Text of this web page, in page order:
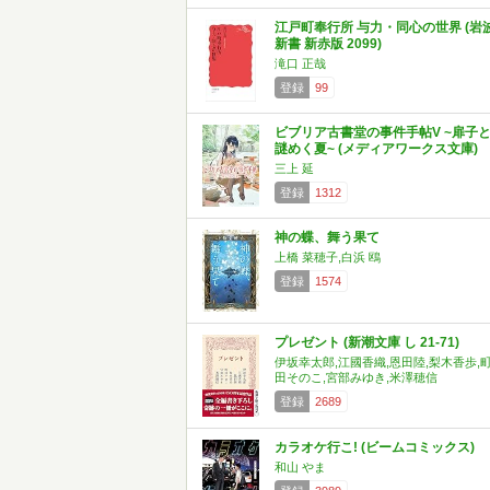
江戸町奉行所 与力・同心の世界 (岩
新書 新赤版 2099)
滝口 正哉
登録
99
ビブリア古書堂の事件手帖V ~扉子と
謎めく夏~ (メディアワークス文庫)
三上 延
登録
1312
神の蝶、舞う果て
上橋 菜穂子,白浜 鴎
登録
1574
プレゼント (新潮文庫 し 21-71)
伊坂幸太郎,江國香織,恩田陸,梨木香歩,
田そのこ,宮部みゆき,米澤穂信
登録
2689
カラオケ行こ! (ビームコミックス)
和山 やま